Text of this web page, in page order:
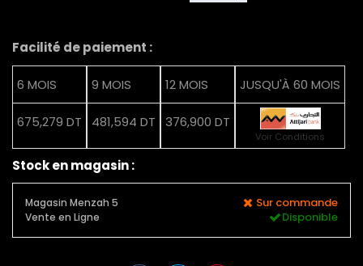
Facilité de paiement :
6 MOIS
675,279 DT
9 MOIS
481,594 DT
12 MOIS
376,900 DT
JUSQU'À 60 MOIS
Voir Conditions
Stock en magasin :
Magasin Menzah 5 Sur commande
Vente en Ligne Disponible